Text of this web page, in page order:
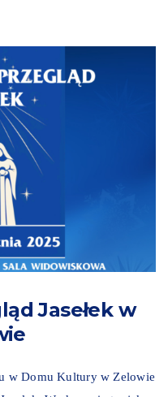
Jasełek w
w Domu Kultury w Zelowie